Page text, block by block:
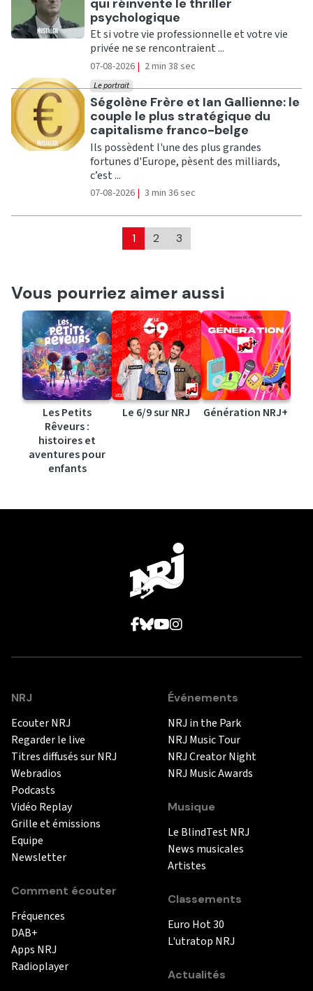
psychologique
Et si votre vie professionnelle et votre vie
privée ne se rencontraient ...
07-08-2026 | 2 min 38 sec
Ecouter
Ségolène Frère et Ian Gallienne: le
couple le plus stratégique du
capitalisme franco-belge
Le portrait
Ils possèdent l'une des plus grandes
fortunes d'Europe, pèsent des milliards,
c’est ...
07-08-2026 | 3 min 36 sec
1 2 3
Vous pourriez aimer aussi
Les Petits
Rêveurs :
histoires et
aventures pour
enfants
Le 6/9 sur NRJ Génération NRJ+
NRJ
Ecouter NRJ
Regarder le live
Titres diffusés sur NRJ
Webradios
Podcasts
Vidéo Replay
Grille et émissions
Equipe
Newsletter
Comment écouter
Fréquences
DAB+
Apps NRJ
Radioplayer
Événements
NRJ in the Park
NRJ Music Tour
NRJ Creator Night
NRJ Music Awards
Musique
Le BlindTest NRJ
News musicales
Artistes
Classements
Euro Hot 30
L'utratop NRJ
Actualités